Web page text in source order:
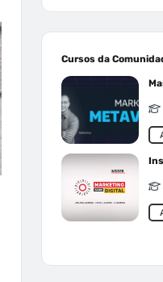
Cursos da